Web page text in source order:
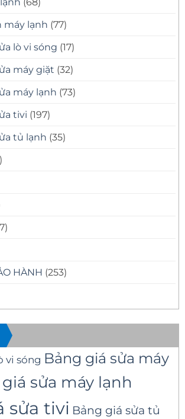
máy lạnh (77)
lò vi sóng (17)
máy giặt (32)
máy lạnh (73)
tivi (197)
tủ lạnh (35)
HÀNH (253)
vi sóng Bảng giá sửa máy
sửa máy lạnh
sửa tivi Bảng giá sửa tủ